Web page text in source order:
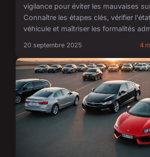
vigilance pour éviter les mauvaises
Connaître les étapes clés, vérifier
véhicule et maîtriser les formalités
20 septembre 2025 4